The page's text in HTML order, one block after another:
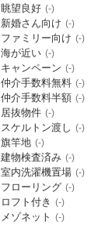
眺望良好 (-)
新婚さん向け (-)
ファミリー向け (-)
海が近い (-)
キャンペーン (-)
仲介手数料無料 (-)
仲介手数料半額 (-)
居抜物件 (-)
スケルトン渡し (-)
旗竿地 (-)
建物検査済み (-)
室内洗濯機置場 (-)
フローリング (-)
ロフト付き (-)
メゾネット (-)